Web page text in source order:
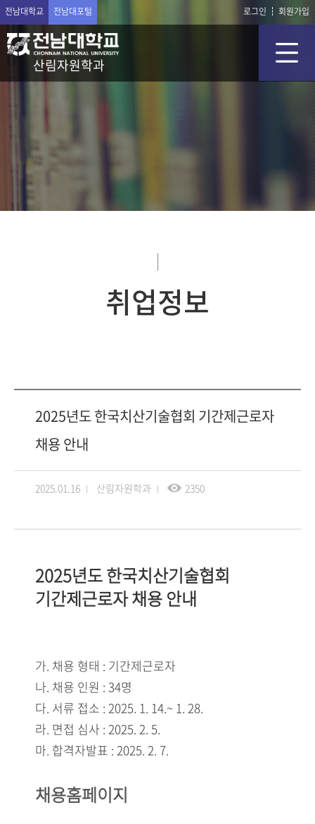
전남대학교 전남대포털 로그인 회원가입
산림자원학과
취업정보
2025년도 한국치산기술협회 기간제근로자
채용 안내
2025.01.16 산림자원학과 2350
2025년도 한국치산기술협회
기간제근로자 채용 안내
가. 채용 형태 : 기간제근로자
나. 채용 인원 : 34명
다. 서류 접소 : 2025. 1. 14.~ 1. 28.
라. 면접 심사 : 2025. 2. 5.
마. 합격자발표 : 2025. 2. 7.
채용홈페이지